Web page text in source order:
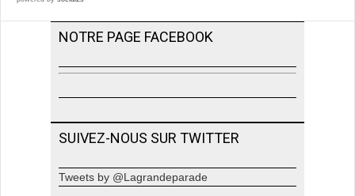
NOTRE PAGE FACEBOOK
SUIVEZ-NOUS SUR TWITTER
Tweets by @Lagrandeparade